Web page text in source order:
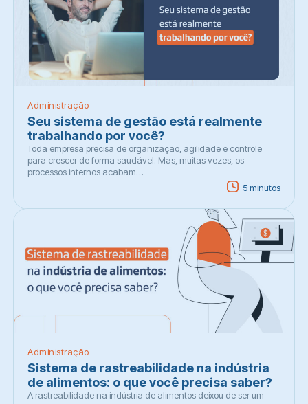
Administração
Seu sistema de gestão está realmente
trabalhando por você?
Toda empresa precisa de organização, agilidade e controle
para crescer de forma saudável. Mas, muitas vezes, os
processos internos acabam…
5 minutos
Administração
Sistema de rastreabilidade na indústria
de alimentos: o que você precisa saber?
A rastreabilidade na indústria de alimentos deixou de ser um